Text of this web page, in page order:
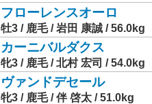
フローレンスオーロ
牡3 / 鹿毛 / 岩田 康誠 / 56.0kg
カーニバルダクス
牝3 / 鹿毛 / 北村 宏司 / 54.0kg
ヴァンドデセール
牝3 / 鹿毛 / 伴 啓太 / 51.0kg